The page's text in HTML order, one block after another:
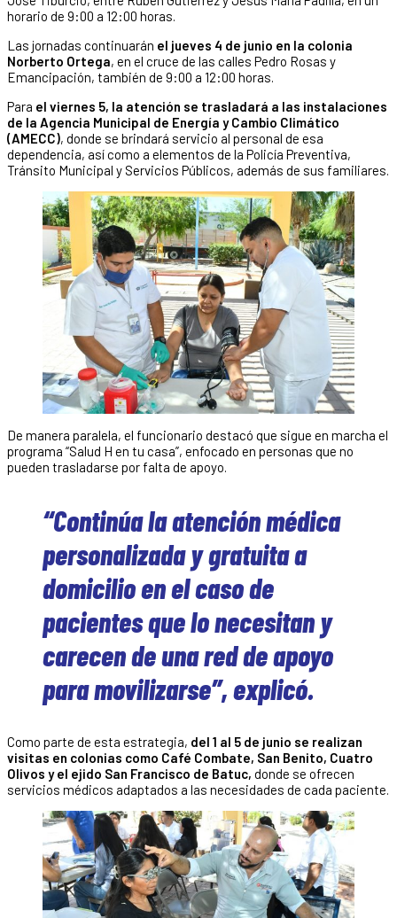
horario de 9:00 a 12:00 horas.
Las jornadas continuarán el jueves 4 de junio en la colonia
Norberto Ortega, en el cruce de las calles Pedro Rosas y
Emancipación, también de 9:00 a 12:00 horas.
Para el viernes 5, la atención se trasladará a las instalaciones
de la Agencia Municipal de Energía y Cambio Climático
(AMECC), donde se brindará servicio al personal de esa
dependencia, así como a elementos de la Policía Preventiva,
Tránsito Municipal y Servicios Públicos, además de sus familiares.
De manera paralela, el funcionario destacó que sigue en marcha el
programa “Salud H en tu casa”, enfocado en personas que no
pueden trasladarse por falta de apoyo.
“Continúa la atención médica
personalizada y gratuita a
domicilio en el caso de
pacientes que lo necesitan y
carecen de una red de apoyo
para movilizarse”, explicó.
Como parte de esta estrategia, del 1 al 5 de junio se realizan
visitas en colonias como Café Combate, San Benito, Cuatro
Olivos y el ejido San Francisco de Batuc, donde se ofrecen
servicios médicos adaptados a las necesidades de cada paciente.